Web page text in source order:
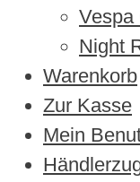
Vespa
Night
Warenkorb
Zur Kasse
Mein